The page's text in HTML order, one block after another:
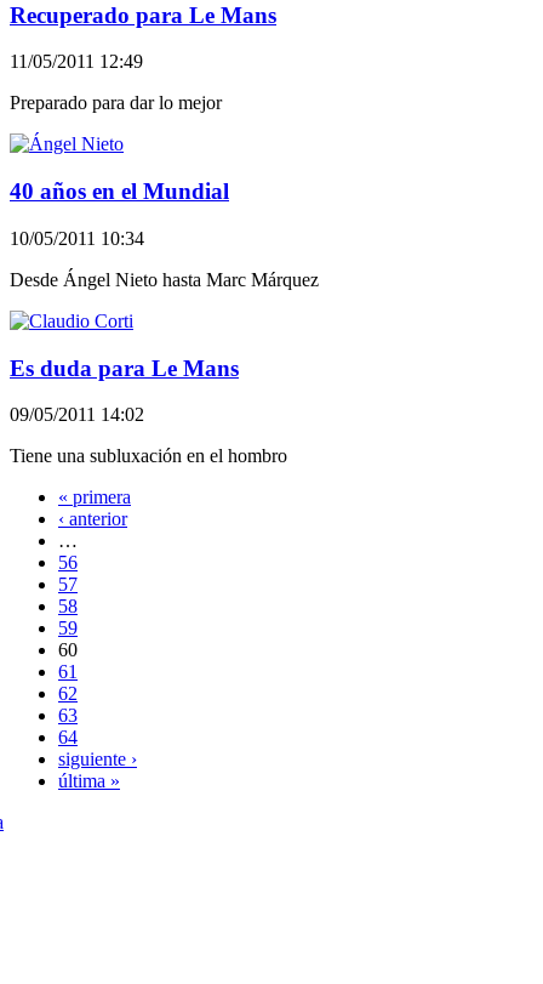
Recuperado para Le Mans
11/05/2011 12:49
Preparado para dar lo mejor
40 años en el Mundial
10/05/2011 10:34
Desde Ángel Nieto hasta Marc Márquez
Es duda para Le Mans
09/05/2011 14:02
Tiene una subluxación en el hombro
« primera
‹ anterior
…
56
57
58
59
60
61
62
63
64
siguiente ›
última »